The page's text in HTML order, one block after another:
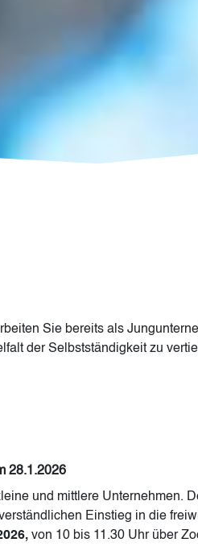
Sie bereits als
der Selbstständigkeit zu
28.1.2026
und mittlere Unternehmen.
Einstieg in die
von 10 bis 11.30 Uhr über